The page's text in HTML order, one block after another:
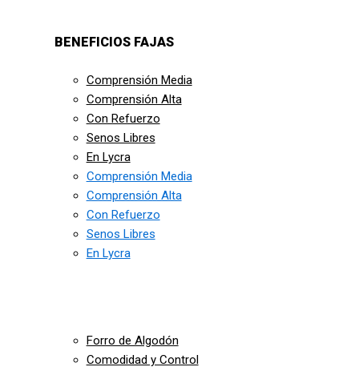
BENEFICIOS FAJAS
Comprensión Media
Comprensión Alta
Con Refuerzo
Senos Libres
En Lycra
Comprensión Media
Comprensión Alta
Con Refuerzo
Senos Libres
En Lycra
Forro de Algodón
Comodidad y Control